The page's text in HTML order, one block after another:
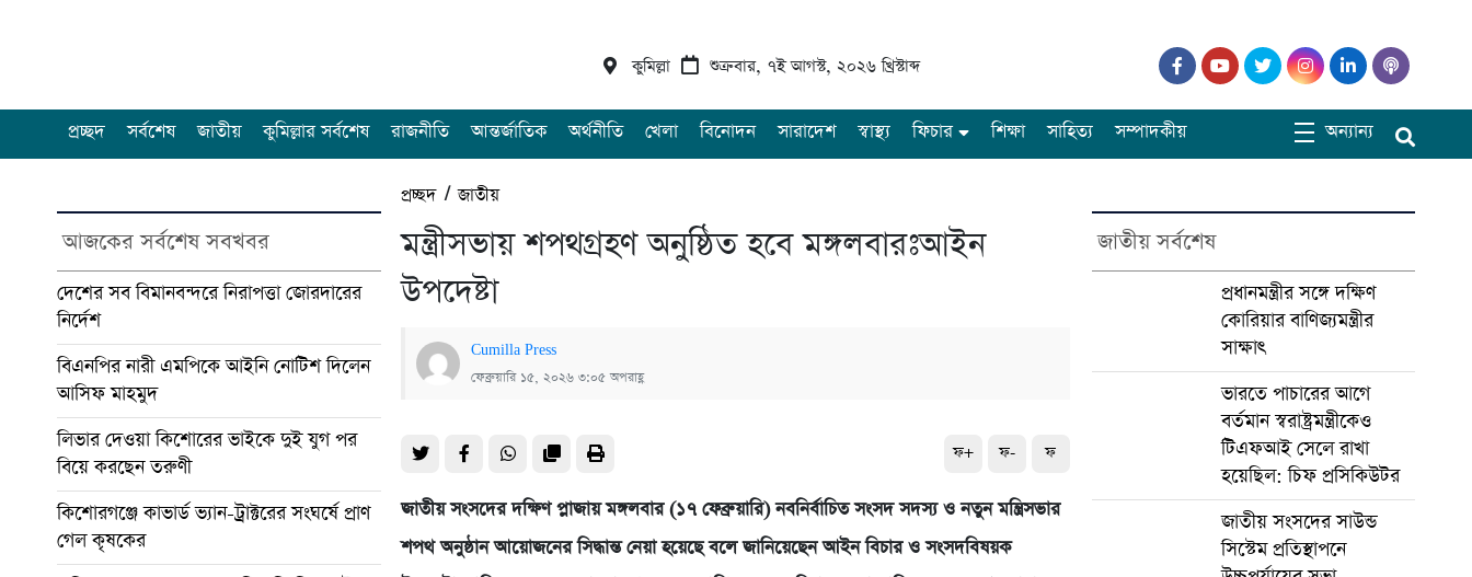
কুমিল্লা শুক্রবার, ৭ই আগস্ট, ২০২৬ খ্রিস্টাব্দ
প্রচ্ছদ সর্বশেষ জাতীয় কুমিল্লার সর্বশেষ রাজনীতি আন্তর্জাতিক অর্থনীতি খেলা বিনোদন সারাদেশ স্বাস্থ্য ফিচার শিক্ষা সাহিত্য সম্পাদকীয় অন্যান্য
আজকের সর্বশেষ সবখবর
দেশের সব বিমানবন্দরে নিরাপত্তা জোরদারের
নির্দেশ
বিএনপির নারী এমপিকে আইনি নোটিশ দিলেন
আসিফ মাহমুদ
লিভার দেওয়া কিশোরের ভাইকে দুই যুগ পর
বিয়ে করছেন তরুণী
কিশোরগঞ্জে কাভার্ড ভ্যান-ট্রাক্টরের সংঘর্ষে প্রাণ
গেল কৃষকের
প্রচ্ছদ/জাতীয়
মন্ত্রীসভায় শপথগ্রহণ অনুষ্ঠিত হবে মঙ্গলবারঃআইন
উপদেষ্টা
Cumilla Press
ফেব্রুয়ারি ১৫, ২০২৬ ৩:০৫ অপরাহ্ণ
ফ+ ফ- ফ
জাতীয় সংসদের দক্ষিণ প্লাজায় মঙ্গলবার (১৭ ফেব্রুয়ারি) নবনির্বাচিত সংসদ সদস্য ও নতুন মন্ত্রিসভার
শপথ অনুষ্ঠান আয়োজনের সিদ্ধান্ত নেয়া হয়েছে বলে জানিয়েছেন আইন বিচার ও সংসদবিষয়ক
জাতীয় সর্বশেষ
প্রধানমন্ত্রীর সঙ্গে দক্ষিণ
কোরিয়ার বাণিজ্যমন্ত্রীর
সাক্ষাৎ
ভারতে পাচারের আগে
বর্তমান স্বরাষ্ট্রমন্ত্রীকেও
টিএফআই সেলে রাখা
হয়েছিল: চিফ প্রসিকিউটর
জাতীয় সংসদের সাউন্ড
সিস্টেম প্রতিস্থাপনে